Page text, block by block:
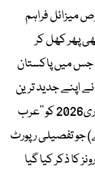
میزائل فراہم
پھر کھل کر
روزہ جنگ ( جس میں پاکستان
اپنے جدید ترین
جنگی ڈرونز بھارتی فوج کو فراہم کیے تھے۔ 24فروری2026 کو ’’عرب
جو تفصیلی رپورٹ
کا ذکر کیا گیا